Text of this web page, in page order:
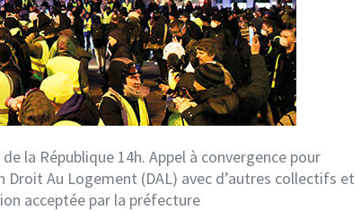
la République 14h. Appel à convergence pour
Au Logement (DAL) avec d’autres collectifs et
acceptée par la préfecture